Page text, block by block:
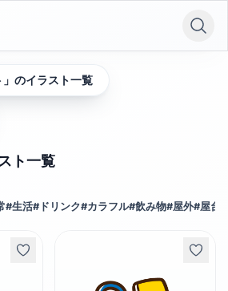
」のイラスト一覧
ト一覧
#生活# ドリンク#カラフル#飲み物#屋外#屋台